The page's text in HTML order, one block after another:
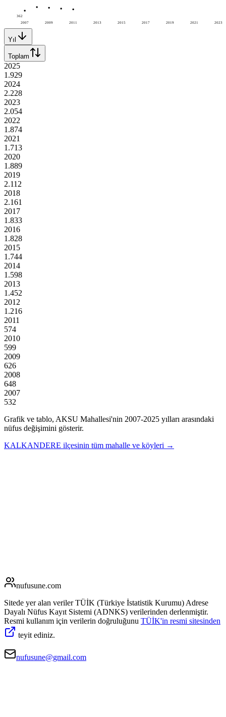
2007 2009 2011 2013 2015 2017 2019 2021 2023
362
Yıl
Toplam
2025
1.929
2024
2.228
2023
2.054
2022
1.874
2021
1.713
2020
1.889
2019
2.112
2018
2.161
2017
1.833
2016
1.828
2015
1.744
2014
1.598
2013
1.452
2012
1.216
2011
574
2010
599
2009
626
2008
648
2007
532
Grafik ve tablo, AKSU Mahallesi'nin 2007-2025 yılları arasındaki
nüfus değişimini gösterir.
KALKANDERE ilçesinin tüm mahalle ve köyleri →
nufusune.com
Sitede yer alan veriler TÜİK (Türkiye İstatistik Kurumu) Adrese
Dayalı Nüfus Kayıt Sistemi (ADNKS) verilerinden derlenmiştir.
Resmi kullanım için verilerin doğruluğunu TÜİK'in resmi sitesinden
teyit ediniz.
nufusune@gmail.com